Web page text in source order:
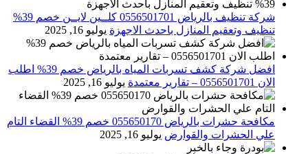
شركة تنظيف بالرياض 0556501701 كلــين لايــن خصم 39%
تنظيف وتعقيم المنازل باحدث الاجهزة يوليو 16, 2025
افضل شركة كشف تسربات المياه بالرياض خصم 39% اطلب
الان 0556501701‬‏ – تقارير معتمدة
يوليو 16, 2025
مكافحة حشرات بالرياض 055650170 خصم 39% القضاء التام
علي الحشرات والقوارض يوليو 16, 2025